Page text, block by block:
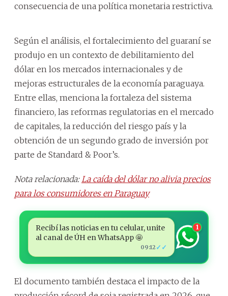
consecuencia de una política monetaria restrictiva.
Según el análisis, el fortalecimiento del guaraní se
produjo en un contexto de debilitamiento del
dólar en los mercados internacionales y de
mejoras estructurales de la economía paraguaya.
Entre ellas, menciona la fortaleza del sistema
financiero, las reformas regulatorias en el mercado
de capitales, la reducción del riesgo país y la
obtención de un segundo grado de inversión por
parte de Standard & Poor’s.
Nota relacionada: La caída del dólar no alivia precios
para los consumidores en Paraguay
Recibí las noticias en tu celular, unite
al canal de ÚH en WhatsApp 🤩
09:12 ✓✓
1
El documento también destaca el impacto de la